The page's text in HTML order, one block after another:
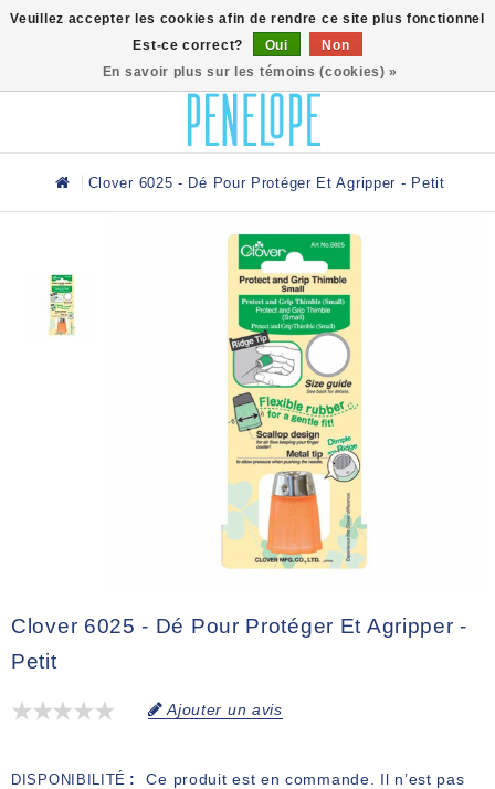
Clover 6025 - Dé Pour Protéger Et Agripper - Petit
Clover 6025 - Dé Pour Protéger Et Agripper -
Petit
Ajouter un avis
DISPONIBILITÉ
Ce produit est en commande. Il n’est pas
Veuillez accepter les cookies afin de rendre ce site plus fonctionnel
Est-ce correct?
Oui
Non
En savoir plus sur les témoins (cookies) »